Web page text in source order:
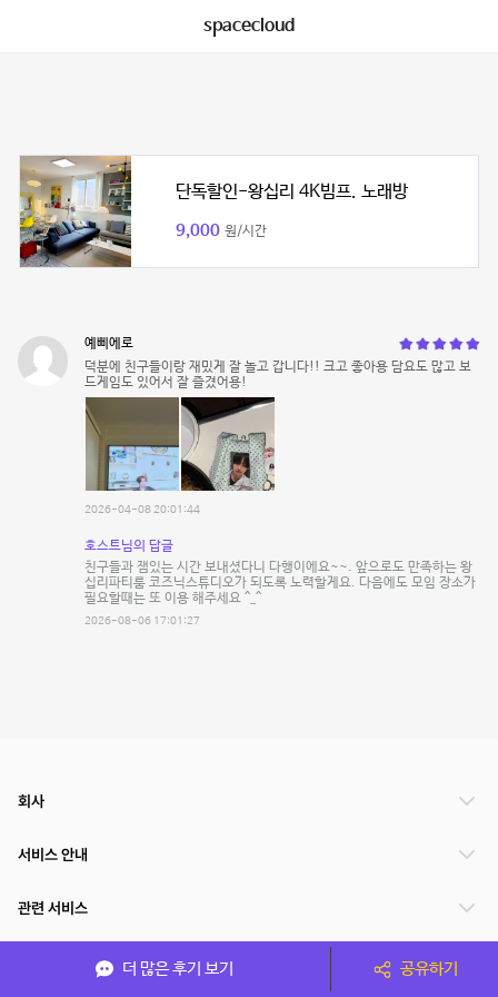
spacecloud
단독할인-왕십리 4K빔프. 노래방
9,000 원/시간
예삐에로
덕분에 친구들이랑 재밌게 잘 놀고 갑니다!! 크고 좋아용 담요도 많고 보
드게임도 있어서 잘 즐겼어용!
2026-04-08 20:01:44
호스트님의 답글
친구들과 잼있는 시간 보내셨다니 다행이에요~~. 앞으로도 만족하는 왕
십리파티룸 코즈닉스튜디오가 되도록 노력할게요. 다음에도 모임 장소가
필요할때는 또 이용 해주세요 ^_^
2026-08-06 17:01:27
더 많은 후기 보기 공유하기
회사
서비스 안내
관련 서비스